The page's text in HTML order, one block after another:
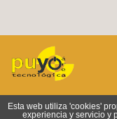
Esta web utiliza 'cookies'
experiencia y servicio y